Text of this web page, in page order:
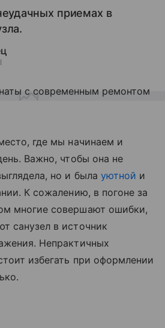
приемах в
где мы начинаем и
Важно, чтобы она не
но и была уютной и
К сожалению, в погоне за
многие совершают ошибки,
санузел в источник
Непрактичных
избегать при оформлении